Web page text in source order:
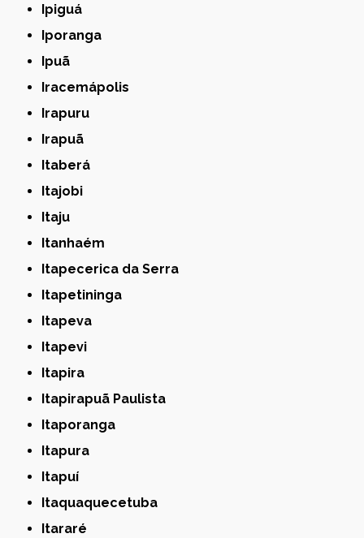
Ipiguá
Iporanga
Ipuã
Iracemápolis
Irapuru
Irapuã
Itaberá
Itajobi
Itaju
Itanhaém
Itapecerica da Serra
Itapetininga
Itapeva
Itapevi
Itapira
Itapirapuã Paulista
Itaporanga
Itapura
Itapuí
Itaquaquecetuba
Itararé